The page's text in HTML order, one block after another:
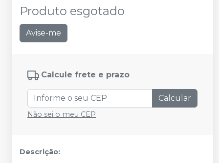
Produto esgotado
Avise-me
Calcule frete e prazo
Calcular
Não sei o meu CEP
Descrição: